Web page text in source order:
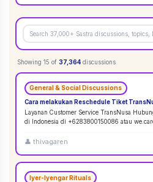
Showing 15 of 37,364 discussions
General & Social Discussions
Cara melakukan Reschedule Tiket
Layanan Customer Service TransNusa
di Indonesia di +6283800150086 atau
👤 thivagaren
Iyer-Iyengar Rituals